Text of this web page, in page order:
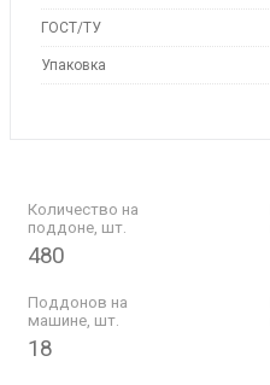
ГОСТ/ТУ
Упаковка
Количество на
поддоне, шт.
480
Поддонов на
машине, шт.
18